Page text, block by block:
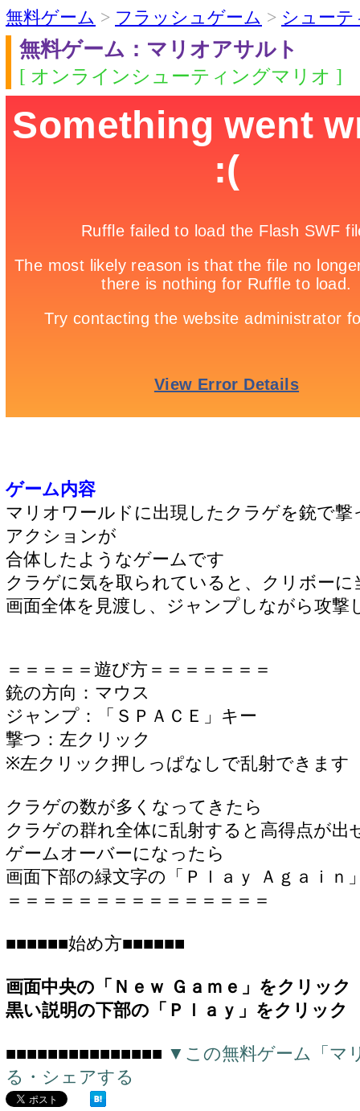
無料ゲーム > フラッシュゲーム > シューテ
無料ゲーム：マリオアサルト
[ オンラインシューティングマリオ ]
ゲーム内容
マリオワールドに出現したクラゲを銃で
アクションが
合体したようなゲームです
クラゲに気を取られていると、クリボー
画面全体を見渡し、ジャンプしながら攻撃
＝＝＝＝＝遊び方＝＝＝＝＝＝＝
銃の方向：マウス
ジャンプ：「ＳＰＡＣＥ」キー
撃つ：左クリック
※左クリック押しっぱなしで乱射できます
クラゲの数が多くなってきたら
クラゲの群れ全体に乱射すると高得点が出
ゲームオーバーになったら
画面下部の緑文字の「Ｐｌａｙ Ａｇａｉｎ
＝＝＝＝＝＝＝＝＝＝＝＝＝＝＝
■■■■■■始め方■■■■■■
画面中央の「Ｎｅｗ Ｇａｍｅ」をクリック
黒い説明の下部の「Ｐｌａｙ」をクリック
■■■■■■■■■■■■■■■ ▼この無料ゲーム「マ
る・シェアする